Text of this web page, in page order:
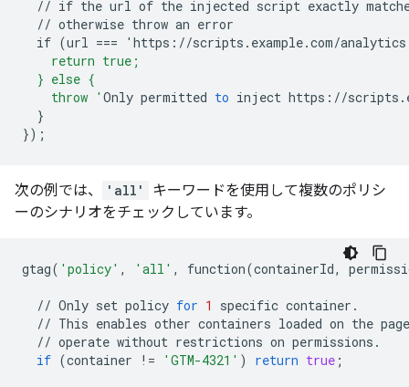
// if the url of the injected script exactly
// otherwise throw an error
if (url === ' https : //scripts . example.com/analytics
    return true;
  } else {
    throw '
Only permitted to inject https ://scripts .
}
});
次の例では、 'all'
キーワードを使用して複数のポリシ
ーのシナリオをチェックしています。
gtag( 'policy' , 'all' , function(containerId,
// Only set policy for 1 specific container .
// This enables other containers loaded on the page
// operate without restrictions on permissions .
if (container != 'GTM-4321' ) return true ;